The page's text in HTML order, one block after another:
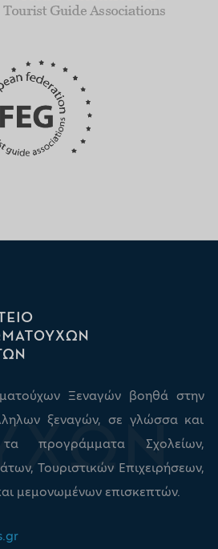
Ξεναγών βοηθά στην
ξεναγών, σε γλώσσα και
τα προγράμματα Σχολείων,
Τουριστικών Επιχειρήσεων,
μεμονωμένων επισκεπτών.